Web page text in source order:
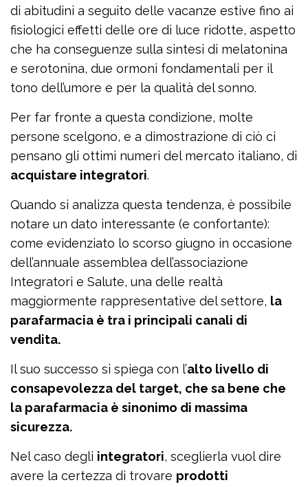
di abitudini a seguito delle vacanze estive fino ai
fisiologici effetti delle ore di luce ridotte, aspetto
che ha conseguenze sulla sintesi di melatonina
e serotonina, due ormoni fondamentali per il
tono dell’umore e per la qualità del sonno.
Per far fronte a questa condizione, molte
persone scelgono, e a dimostrazione di ciò ci
pensano gli ottimi numeri del mercato italiano, di
acquistare integratori.
Quando si analizza questa tendenza, è possibile
notare un dato interessante (e confortante):
come evidenziato lo scorso giugno in occasione
dell’annuale assemblea dell’associazione
Integratori e Salute, una delle realtà
maggiormente rappresentative del settore, la
parafarmacia è tra i principali canali di
vendita.
Il suo successo si spiega con l’alto livello di
consapevolezza del target, che sa bene che
la parafarmacia è sinonimo di massima
sicurezza.
Nel caso degli integratori, sceglierla vuol dire
avere la certezza di trovare prodotti